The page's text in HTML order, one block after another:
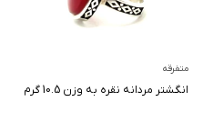
متفرقه
انگشتر مردانه نقره به وزن 10.5 گرم